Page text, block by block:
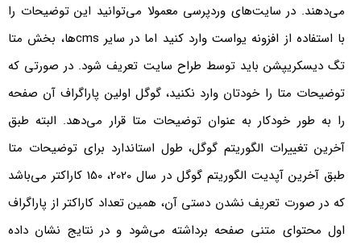
می‌دهند. در سایت‌های وردپرسی معمولا می‌توانید این توضیحات را
با استفاده از افزونه یواست وارد کنید اما در سایر cmsها، بخش متا
تگ دیسکریپشن باید توسط طراح سایت تعریف شود. در صورتی که
توضیحات متا را خودتان وارد نکنید، گوگل اولین پاراگراف آن صفحه
را به طور خودکار به عنوان توضیحات متا قرار می‌دهد. البته طبق
آخرین تغییرات الگوریتم گوگل، طول استاندارد برای توضیحات متا
طبق آخرین آپدیت الگوریتم گوگل در سال 2020، 150 کاراکتر می‌باشد
که در صورت تعریف نشدن دستی آن، همین تعداد کاراکتر از پاراگراف
اول محتوای متنی صفحه برداشته می‌شود و در نتایج نشان داده